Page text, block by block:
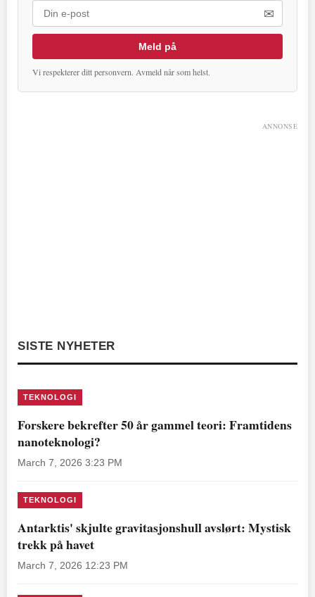
✉
Meld på
Vi respekterer ditt personvern. Avmeld når som helst.
ANNONSE
SISTE NYHETER
TEKNOLOGI
Forskere bekrefter 50 år gammel teori: Framtidens
nanoteknologi?
March 7, 2026 3:23 PM
TEKNOLOGI
Antarktis' skjulte gravitasjonshull avslørt: Mystisk
trekk på havet
March 7, 2026 12:23 PM